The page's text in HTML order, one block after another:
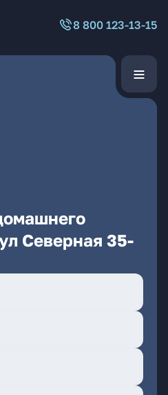
8 800 123-13-15
Северная 35-